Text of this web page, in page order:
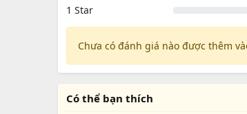
1 Star
Chưa có đánh giá nào được thêm
Có thể bạn thích